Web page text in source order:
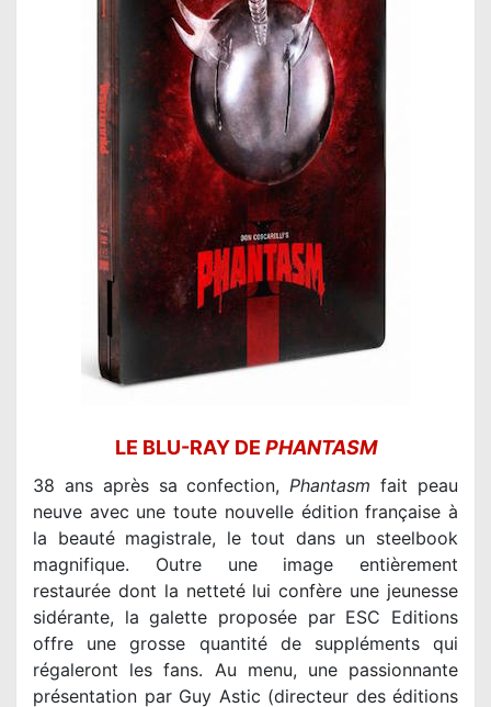
LE BLU-RAY DE PHANTASM
38 ans après sa confection,Phantasm fait peau
neuve avec une toute nouvelle édition française à
la beauté magistrale, le tout dans un steelbook
magnifique. Outre une image entièrement
restaurée dont la netteté lui confère une jeunesse
sidérante, la galette proposée par ESC Editions
offre une grosse quantité de suppléments qui
régaleront les fans. Au menu, une passionnante
présentation par Guy Astic (directeur des éditions